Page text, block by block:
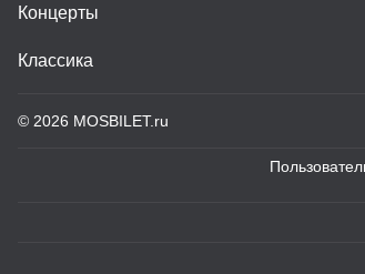
Концерты
Классика
© 2026 MOSBILET.ru